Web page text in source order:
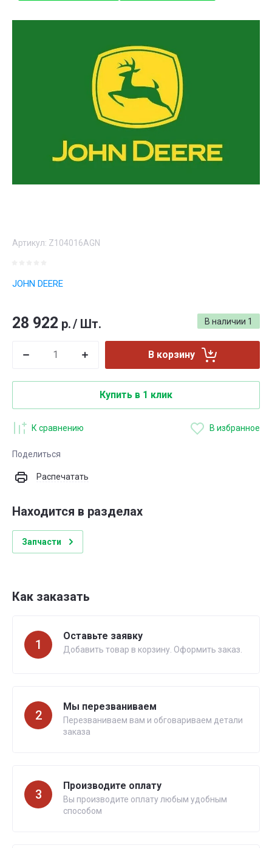
Артикул: Z104016AGN
JOHN DEERE
В наличии 1
28 922 р./ Шт.
В корзину
Купить в 1 клик
К сравнению В избранное
Поделиться
Распечатать
Находится в разделах
Запчасти
Как заказать
1
Оставьте заявку
Добавить товар в корзину. Оформить заказ.
2
Мы перезваниваем
Перезваниваем вам и обговариваем детали
заказа
3
Производите оплату
Вы производите оплату любым удобным
способом